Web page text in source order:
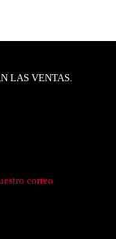
LAS VENTAS.
correo